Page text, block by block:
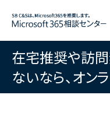
在宅推奨や訪
ないなら、オン